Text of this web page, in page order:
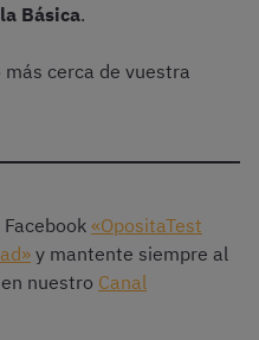
Básica.
más cerca de vuestra
«OpositaTest
y mantente siempre al
nuestro Canal